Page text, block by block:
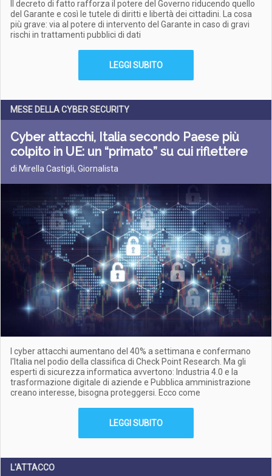
Il decreto di fatto rafforza il potere del Governo riducendo quello
del Garante e così le tutele di diritti e libertà dei cittadini. La cosa
più grave: via al potere di intervento del Garante in caso di gravi
rischi in trattamenti pubblici di dati
LEGGI SUBITO
MESE DELLA CYBER SECURITY
Cyber attacchi, Italia secondo Paese più
colpito in UE: un “primato” su cui riflettere
di Mirella Castigli, Giornalista
I cyber attacchi aumentano del 40% a settimana e confermano
l'Italia nel podio della classifica di Check Point Research. Ma gli
esperti di sicurezza informatica avvertono: Industria 4.0 e la
trasformazione digitale di aziende e Pubblica amministrazione
creano interesse, bisogna proteggersi. Ecco come
LEGGI SUBITO
L'ATTACCO